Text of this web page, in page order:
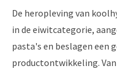
De heropleving van
in de eiwitcategorie,
pasta's en beslagen een
productontwikkeling.